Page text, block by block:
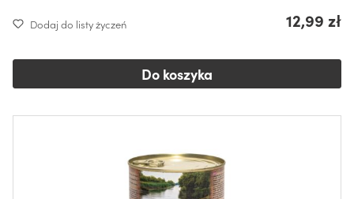
Dodaj do listy życzeń 12,99 zł
Do koszyka